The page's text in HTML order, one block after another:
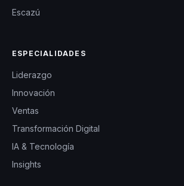
Escazú
ESPECIALIDADES
Liderazgo
Innovación
Ventas
Transformación Digital
IA & Tecnología
Insights